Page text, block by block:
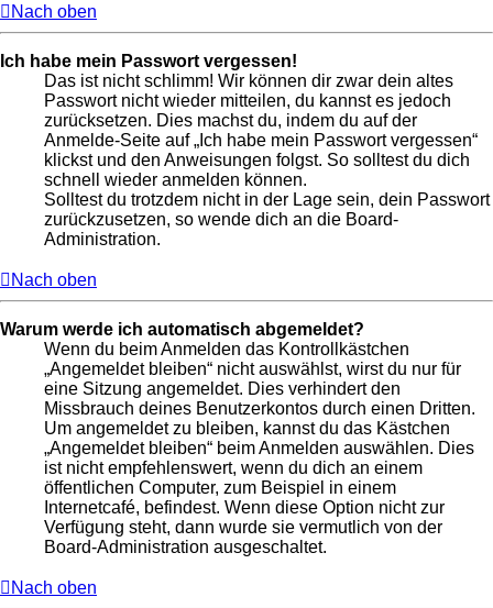
Nach oben
Ich habe mein Passwort vergessen!
Das ist nicht schlimm! Wir können dir zwar dein altes
Passwort nicht wieder mitteilen, du kannst es jedoch
zurücksetzen. Dies machst du, indem du auf der
Anmelde-Seite auf „Ich habe mein Passwort vergessen“
klickst und den Anweisungen folgst. So solltest du dich
schnell wieder anmelden können.
Solltest du trotzdem nicht in der Lage sein, dein Passwort
zurückzusetzen, so wende dich an die Board-
Administration.
Nach oben
Warum werde ich automatisch abgemeldet?
Wenn du beim Anmelden das Kontrollkästchen
„Angemeldet bleiben“ nicht auswählst, wirst du nur für
eine Sitzung angemeldet. Dies verhindert den
Missbrauch deines Benutzerkontos durch einen Dritten.
Um angemeldet zu bleiben, kannst du das Kästchen
„Angemeldet bleiben“ beim Anmelden auswählen. Dies
ist nicht empfehlenswert, wenn du dich an einem
öffentlichen Computer, zum Beispiel in einem
Internetcafé, befindest. Wenn diese Option nicht zur
Verfügung steht, dann wurde sie vermutlich von der
Board-Administration ausgeschaltet.
Nach oben